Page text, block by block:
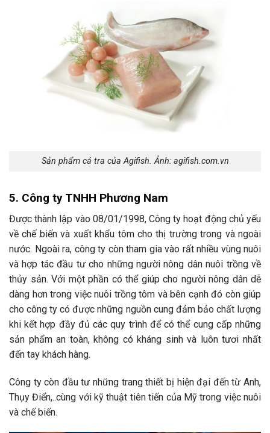
Sản phẩm cá tra của Agifish. Ảnh: agifish.com.vn
5. Công ty TNHH Phương Nam
Được thành lập vào 08/01/1998, Công ty hoạt động chủ yếu
về chế biến và xuất khẩu tôm cho thị trường trong và ngoài
nước. Ngoài ra, công ty còn tham gia vào rất nhiều vùng nuôi
và hợp tác đầu tư cho những người nông dân nuôi trồng về
thủy sản. Với một phần có thể giúp cho người nông dân dễ
dàng hơn trong việc nuôi trồng tôm và bên cạnh đó còn giúp
cho công ty có được những nguồn cung đảm bảo chất lượng
khi kết hợp đầy đủ các quy trình để có thể cung cấp những
sản phẩm an toàn, không có kháng sinh và luôn tươi nhất
đến tay khách hàng.
Công ty còn đầu tư những trang thiết bị hiện đại đến từ Anh,
Thụy Điển,..cùng với kỹ thuật tiên tiến của Mỹ trong việc nuôi
và chế biến.